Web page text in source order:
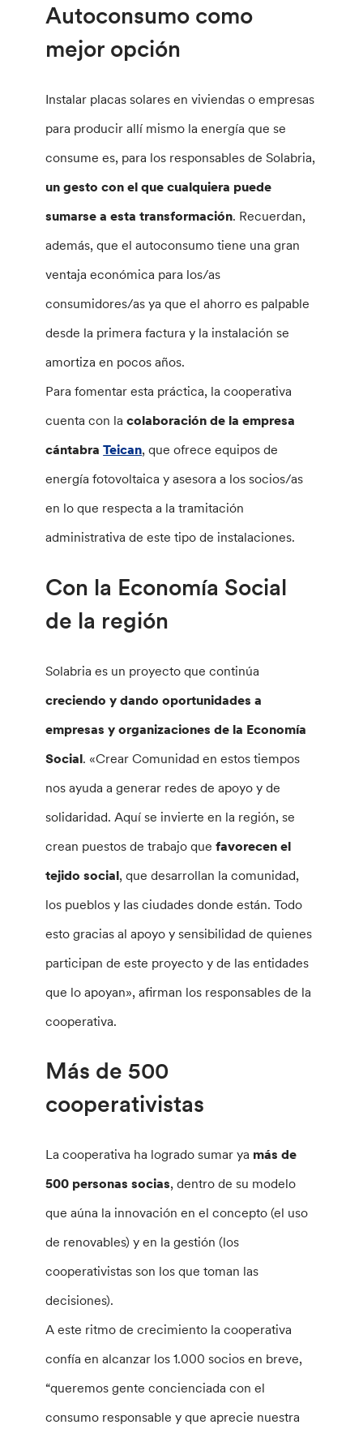
Autoconsumo como
mejor opción
Instalar placas solares en viviendas o empresas
para producir allí mismo la energía que se
consume es, para los responsables de Solabria,
un gesto con el que cualquiera puede
sumarse a esta transformación. Recuerdan,
además, que el autoconsumo tiene una gran
ventaja económica para los/as
consumidores/as ya que el ahorro es palpable
desde la primera factura y la instalación se
amortiza en pocos años.
Para fomentar esta práctica, la cooperativa
cuenta con lacolaboración de la empresa
cántabraTeican, que ofrece equipos de
energía fotovoltaica y asesora a los socios/as
en lo que respecta a la tramitación
administrativa de este tipo de instalaciones.
Con la Economía Social
de la región
Solabria es un proyecto que continúa
creciendo y dando oportunidades a
empresas y organizaciones de la Economía
Social. «Crear Comunidad en estos tiempos
nos ayuda a generar redes de apoyo y de
solidaridad. Aquí se invierte en la región, se
crean puestos de trabajo que favorecen el
tejido social, que desarrollan la comunidad,
los pueblos y las ciudades donde están. Todo
esto gracias al apoyo y sensibilidad de quienes
participan de este proyecto y de las entidades
que lo apoyan», afirman los responsables de la
cooperativa.
Más de 500
cooperativistas
La cooperativa ha logrado sumar ya más de
500 personas socias, dentro de su modelo
que aúna la innovación en el concepto (el uso
de renovables) y en la gestión (los
cooperativistas son los que toman las
decisiones).
A este ritmo de crecimiento la cooperativa
confía en alcanzar los 1.000 socios en breve,
“queremos gente concienciada con el
consumo responsable y que aprecie nuestra